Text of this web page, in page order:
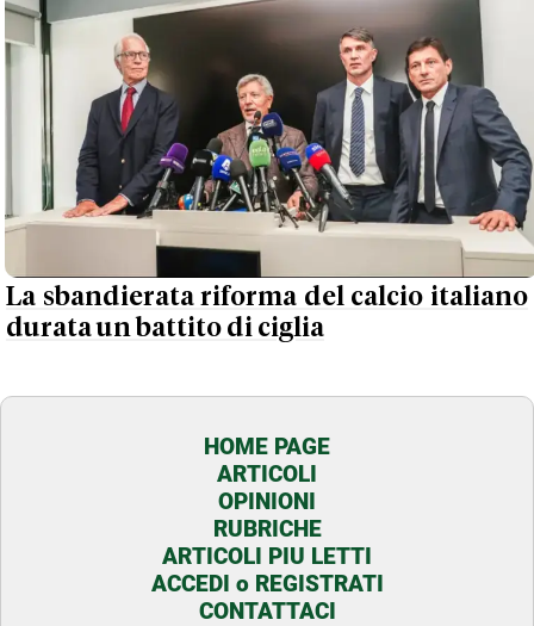
La sbandierata riforma del calcio italiano
durata un battito di ciglia
HOME PAGE
ARTICOLI
OPINIONI
RUBRICHE
ARTICOLI PIU LETTI
ACCEDI o REGISTRATI
CONTATTACI